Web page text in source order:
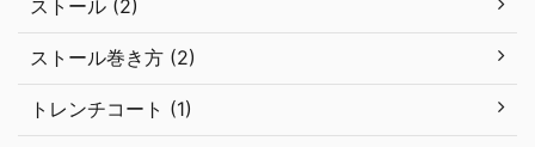
ストール (2)
ストール巻き方 (2)
トレンチコート (1)